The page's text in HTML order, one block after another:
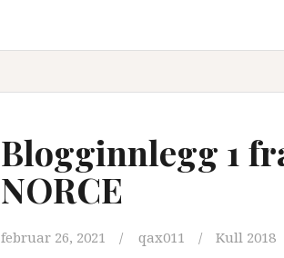
NORCE
Blogginnlegg 1
NORCE
februar 26, 2021 qax011 Kull 2018